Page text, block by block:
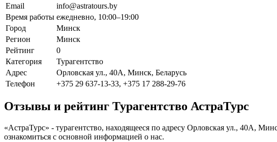
Email
info@astratours.by
Время работы ежедневно, 10:00–19:00
Город
Минск
Регион
Минск
Рейтинг
0
Категория
Турагентство
Адрес
Орловская ул., 40А, Минск, Беларусь
Телефон
+375 29 637-13-33, +375 17 288-29-76
Отзывы и рейтинг Турагентство АстраТурс
«АстраТурс» - турагентство, находящееся по адресу Орловская ул., 40А,
ознакомиться с основной информацией о нас.